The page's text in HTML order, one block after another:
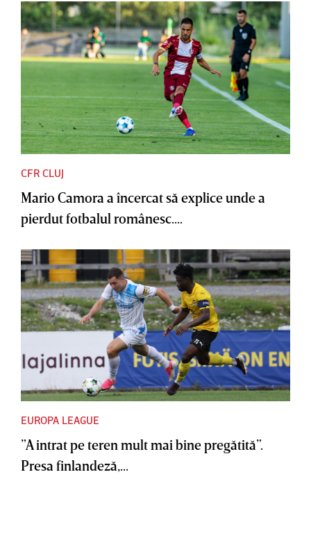
CFR CLUJ
Mario Camora a încercat să explice unde a
pierdut fotbalul românesc....
EUROPA LEAGUE
”A intrat pe teren mult mai bine pregătită”.
Presa finlandeză,...